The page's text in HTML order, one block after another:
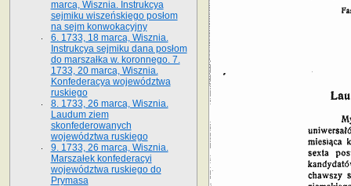
marca, Wisznia. Instrukcya
sejmiku wiszeńskiego posłom
na sejm konwokacyjny
6. 1733, 18 marca, Wisznia.
Instrukcya sejmiku dana posłom
do marszałka w. koronnego. 7.
1733, 20 marca, Wisznia.
Konfederacya województwa
ruskiego
8. 1733, 26 marca, Wisznia.
Laudum ziem
skonfederowanych
województwa ruskiego
9. 1733, 26 marca, Wisznia.
Marszałek konfederacyi
województwa ruskiego do
Prymasa